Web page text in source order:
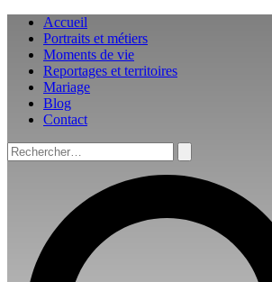
Aller
contenu
Accueil
Portraits et métiers
Moments de vie
Reportages et territoires
Mariage
Blog
Contact
Rechercher :